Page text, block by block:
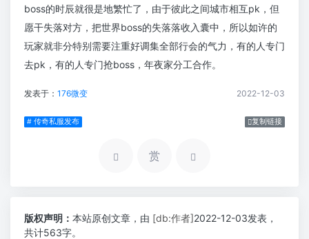
boss的时辰就很是地繁忙了，由于彼此之间城市相互pk，但
愿干失落对方，把世界boss的失落落收入囊中，所以如许的
玩家就非分特别需要注重好调集全部行会的气力，有的人专门
去pk，有的人专门抢boss，年夜家分工合作。
发表于： 176微变 2022-12-03
# 传奇私服发布 复制链接
赏
版权声明： 本站原创文章，由 [db:作者]2022-12-03发表，
共计563字。